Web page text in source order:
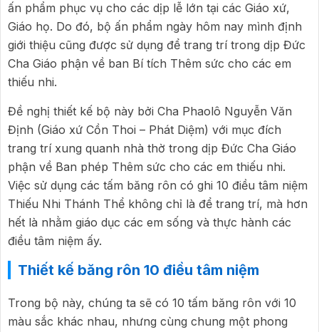
ấn phẩm phục vụ cho các dịp lễ lớn tại các Giáo xứ,
Giáo họ. Do đó, bộ ấn phẩm ngày hôm nay mình định
giới thiệu cũng được sử dụng để trang trí trong dịp Đức
Cha Giáo phận về ban Bí tích Thêm sức cho các em
thiếu nhi.
Đề nghị thiết kế bộ này bởi Cha Phaolô Nguyễn Văn
Định (Giáo xứ Cồn Thoi – Phát Diệm) với mục đích
trang trí xung quanh nhà thờ trong dịp Đức Cha Giáo
phận về Ban phép Thêm sức cho các em thiếu nhi.
Việc sử dụng các tấm băng rôn có ghi 10 điều tâm niệm
Thiếu Nhi Thánh Thể không chỉ là để trang trí, mà hơn
hết là nhằm giáo dục các em sống và thực hành các
điều tâm niệm ấy.
Thiết kế băng rôn 10 điều tâm niệm
Trong bộ này, chúng ta sẽ có 10 tấm băng rôn với 10
màu sắc khác nhau, nhưng cùng chung một phong